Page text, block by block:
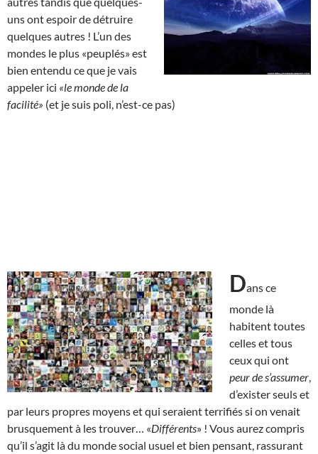
uns ont espoir de détruire
quelques autres ! L’un des
mondes le plus «peuplés» est
bien entendu ce que je vais
appeler ici «le monde de la
facilité» (et je suis poli, n’est-ce pas)
Dans ce
monde là
habitent toutes
celles et tous
ceux qui ont
peur de s’assumer
d’exister seuls et
par leurs propres moyens et qui seraient terrifiés si on venait
brusquement à les trouver… «Différents» ! Vous aurez compris
qu’il s’agit là du monde social usuel et bien pensant, rassurant